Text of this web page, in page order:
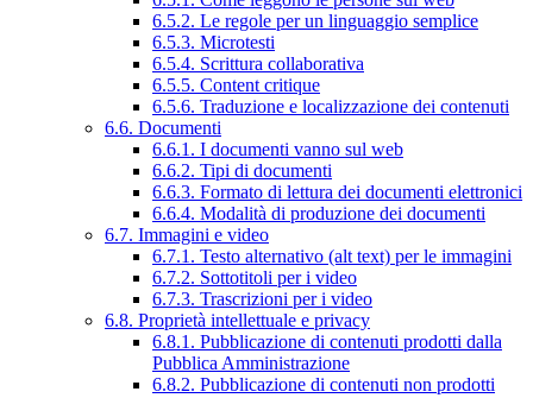
6.5.2. Le regole per un linguaggio semplice
6.5.3. Microtesti
6.5.4. Scrittura collaborativa
6.5.5. Content critique
6.5.6. Traduzione e localizzazione dei contenuti
6.6. Documenti
6.6.1. I documenti vanno sul web
6.6.2. Tipi di documenti
6.6.3. Formato di lettura dei documenti elettronici
6.6.4. Modalità di produzione dei documenti
6.7. Immagini e video
6.7.1. Testo alternativo (alt text) per le immagini
6.7.2. Sottotitoli per i video
6.7.3. Trascrizioni per i video
6.8. Proprietà intellettuale e privacy
6.8.1. Pubblicazione di contenuti prodotti dalla
Pubblica Amministrazione
6.8.2. Pubblicazione di contenuti non prodotti